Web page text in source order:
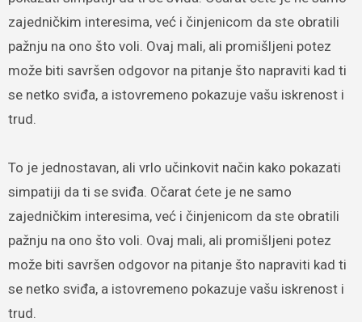
zajedničkim interesima, već i činjenicom da ste obratili
pažnju na ono što voli. Ovaj mali, ali promišljeni potez
može biti savršen odgovor na pitanje što napraviti kad ti
se netko sviđa, a istovremeno pokazuje vašu iskrenost i
trud.
To je jednostavan, ali vrlo učinkovit način kako pokazati
simpatiji da ti se sviđa. Očarat ćete je ne samo
zajedničkim interesima, već i činjenicom da ste obratili
pažnju na ono što voli. Ovaj mali, ali promišljeni potez
može biti savršen odgovor na pitanje što napraviti kad ti
se netko sviđa, a istovremeno pokazuje vašu iskrenost i
trud.